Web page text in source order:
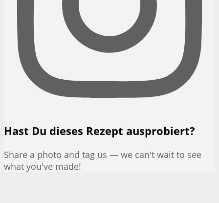
Hast Du dieses Rezept ausprobiert?
Share a photo and tag us — we can't wait to see
what you've made!